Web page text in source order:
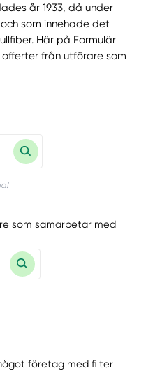
år 1933, då under
som innehade det
Här på Formulär
från utförare som
som samarbetar med
företag med filter